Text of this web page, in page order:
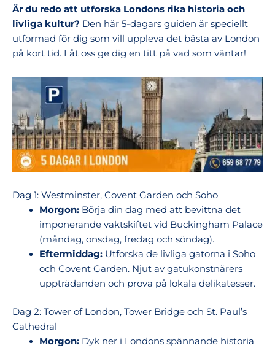
Är du redo att utforska Londons rika historia och
livliga kultur? Den här 5-dagars guiden är speciellt
utformad för dig som vill uppleva det bästa av London
på kort tid. Låt oss ge dig en titt på vad som väntar!
Dag 1: Westminster, Covent Garden och Soho
Morgon:Börja din dag med att bevittna det
imponerande vaktskiftet vid Buckingham Palace
(måndag, onsdag, fredag och söndag).
Eftermiddag:Utforska de livliga gatorna i Soho
och Covent Garden. Njut av gatukonstnärers
uppträdanden och prova på lokala delikatesser.
Dag 2: Tower of London, Tower Bridge och St. Paul’s
Cathedral
Morgon:Dyk ner i Londons spännande historia